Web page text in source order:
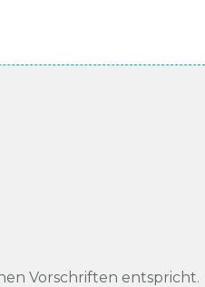
Vorschriften entspricht.